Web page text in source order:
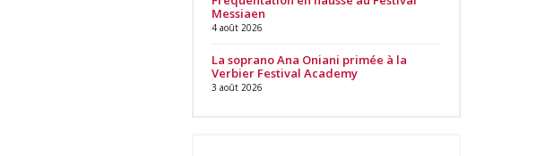
Messiaen
4 août 2026
La soprano Ana Oniani primée à la
Verbier Festival Academy
3 août 2026